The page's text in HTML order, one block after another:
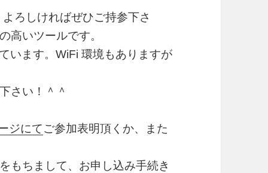
ろしければぜひご持参下さ
高いツールです。
います。WiFi 環境もありますが
さい！＾＾
ジにてご参加表明頂くか、また
もちまして、お申し込み手続き